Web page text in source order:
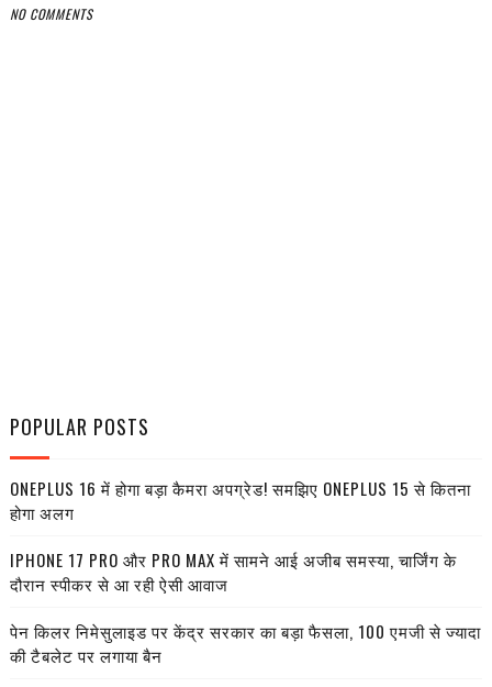
NO COMMENTS
POPULAR POSTS
ONEPLUS 16 में होगा बड़ा कैमरा अपग्रेड! समझिए ONEPLUS 15 से कितना
होगा अलग
IPHONE 17 PRO और PRO MAX में सामने आई अजीब समस्या, चार्जिंग के
दौरान स्पीकर से आ रही ऐसी आवाज
पेन किलर निमेसुलाइड पर केंद्र सरकार का बड़ा फैसला, 100 एमजी से ज्यादा
की टैबलेट पर लगाया बैन